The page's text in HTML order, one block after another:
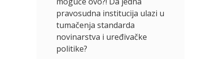
pravosudna institucija ulazi u
tumačenja standarda
novinarstva i uređivačke
politike?